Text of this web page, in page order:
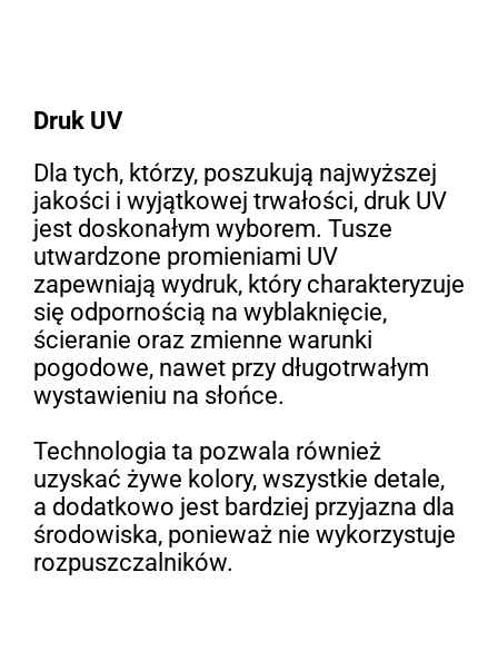
Druk UV
Dla tych, którzy, poszukują najwyższej
jakości i wyjątkowej trwałości, druk UV
jest doskonałym wyborem. Tusze
utwardzone promieniami UV
zapewniają wydruk, który charakteryzuje
się odpornością na wyblaknięcie,
ścieranie oraz zmienne warunki
pogodowe, nawet przy długotrwałym
wystawieniu na słońce.
Technologia ta pozwala również
uzyskać żywe kolory, wszystkie detale,
a dodatkowo jest bardziej przyjazna dla
środowiska, ponieważ nie wykorzystuje
rozpuszczalników.